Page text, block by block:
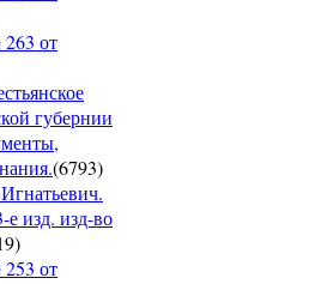
от
губернии
(6793)
е изд. изд-во
)
от